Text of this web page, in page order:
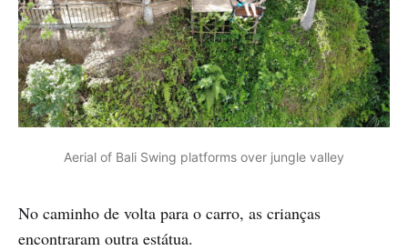
Aerial of Bali Swing platforms over jungle valley
No caminho de volta para o carro, as crianças
encontraram outra estátua.